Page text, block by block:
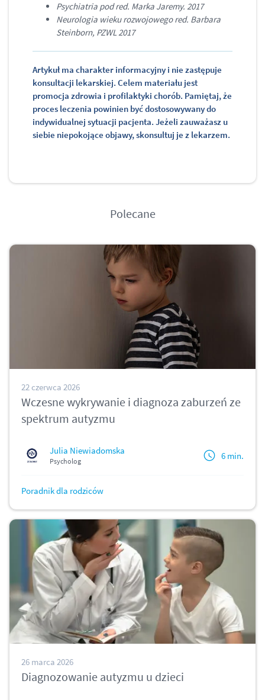
Psychiatria pod red. Marka Jaremy. 2017
Neurologia wieku rozwojowego red. Barbara
Steinborn, PZWL 2017
Artykuł ma charakter informacyjny i nie zastępuje
konsultacji lekarskiej. Celem materiału jest
promocja zdrowia i profilaktyki chorób. Pamiętaj, że
proces leczenia powinien być dostosowywany do
indywidualnej sytuacji pacjenta. Jeżeli zauważasz u
siebie niepokojące objawy, skonsultuj je z lekarzem.
Polecane
22 czerwca 2026
Wczesne wykrywanie i diagnoza zaburzeń ze
spektrum autyzmu
Julia Niewiadomska
Psycholog 6 min.
Poradnik dla rodziców
26 marca 2026
Diagnozowanie autyzmu u dzieci